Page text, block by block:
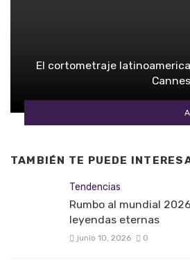
El cortometraje
TAMBIÉN TE PUEDE
Tendencias
Rumbo al mundial
leyendas eternas
junio 10, 2026 0